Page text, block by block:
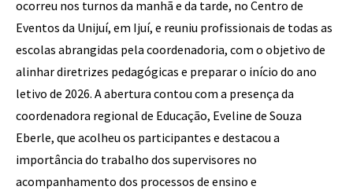
ocorreu nos turnos da manhã e da tarde, no Centro de
Eventos da Unijuí, em Ijuí, e reuniu profissionais de todas as
escolas abrangidas pela coordenadoria, com o objetivo de
alinhar diretrizes pedagógicas e preparar o início do ano
letivo de 2026. A abertura contou com a presença da
coordenadora regional de Educação, Eveline de Souza
Eberle, que acolheu os participantes e destacou a
importância do trabalho dos supervisores no
acompanhamento dos processos de ensino e